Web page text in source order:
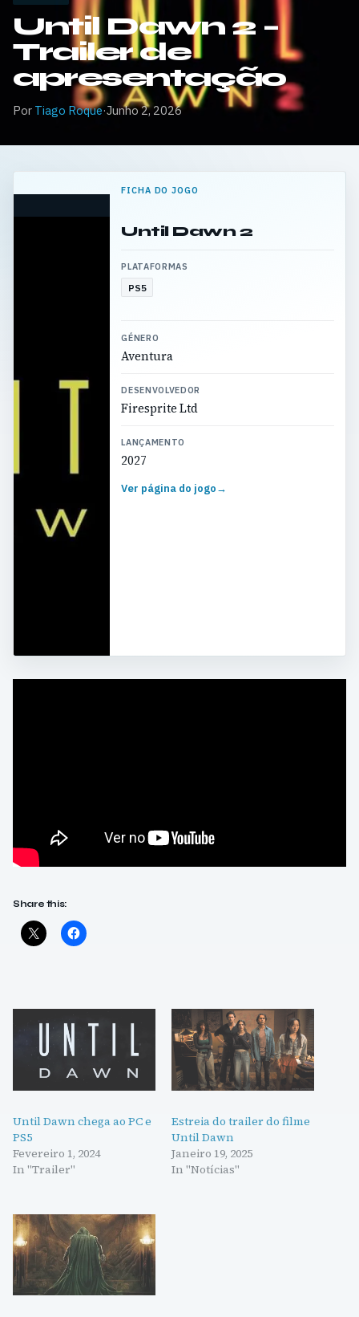
Until Dawn 2 –
Trailer de
apresentação
Por Tiago Roque·Junho 2, 2026
FICHA DO JOGO
Until Dawn 2
PLATAFORMAS
PS5
GÉNERO
Aventura
DESENVOLVEDOR
Firesprite Ltd
LANÇAMENTO
2027
Ver página do jogo→
Share this:
Until Dawn chega ao PC e
PS5
Fevereiro 1, 2024
In "Trailer"
Estreia do trailer do filme
Until Dawn
Janeiro 19, 2025
In "Notícias"